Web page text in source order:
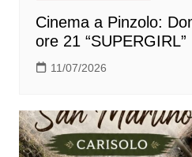
Cinema a Pinzolo:
ore 21 “SUPERGIRL”
11/07/2026